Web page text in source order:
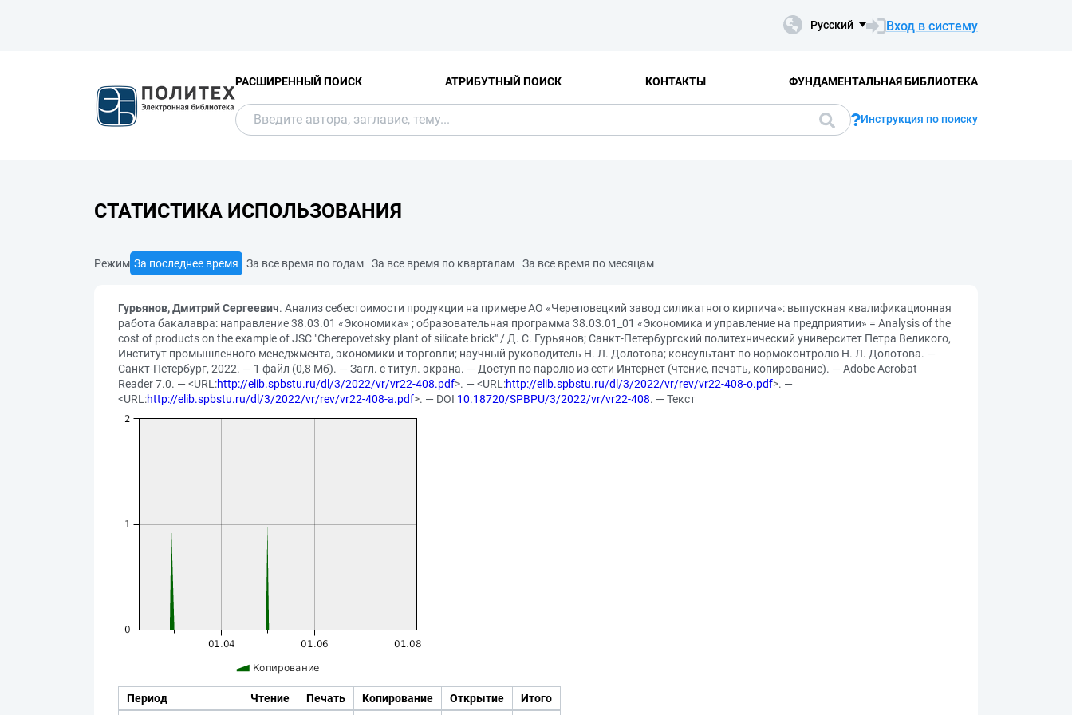
Русский Вход в систему
РАСШИРЕННЫЙ ПОИСК АТРИБУТНЫЙ ПОИСК КОНТАКТЫ ФУНДАМЕНТАЛЬНАЯ БИБЛИОТЕКА
Инструкция по поиску
СТАТИСТИКА ИСПОЛЬЗОВАНИЯ
Режим За последнее время За все время по годам За все время по кварталам За все время по месяцам
Гурьянов, Дмитрий Сергеевич. Анализ себестоимости продукции на примере АО «Череповецкий завод силикатного кирпича»: выпускная квалификационная
работа бакалавра: направление 38.03.01 «Экономика» ; образовательная программа 38.03.01_01 «Экономика и управление на предприятии» = Analysis of the
cost of products on the example of JSC "Cherepovetsky plant of silicate brick" / Д. С. Гурьянов; Санкт-Петербургский политехнический университет Петра Великого,
Институт промышленного менеджмента, экономики и торговли; научный руководитель Н. Л. Долотова; консультант по нормоконтролю Н. Л. Долотова. —
Санкт-Петербург, 2022. — 1 файл (0,8 Мб). — Загл. с титул. экрана. — Доступ по паролю из сети Интернет (чтение, печать, копирование). — Adobe Acrobat
Reader 7.0. — <URL:http://elib.spbstu.ru/dl/3/2022/vr/vr22-408.pdf>. — <URL:http://elib.spbstu.ru/dl/3/2022/vr/rev/vr22-408-o.pdf>. —
<URL:http://elib.spbstu.ru/dl/3/2022/vr/rev/vr22-408-a.pdf>. — DOI 10.18720/SPBPU/3/2022/vr/vr22-408. — Текст
Период Чтение Печать Копирование Открытие
Итого